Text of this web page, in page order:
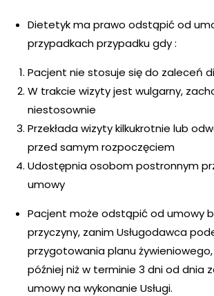
Dietetyk ma prawo odstąpić od
przypadkach przypadku gdy :
Pacjent nie stosuje się do zaleceń
W trakcie wizyty jest wulgarny,
niestosownie
Przekłada wizyty kilkukrotnie lub
przed samym rozpoczęciem
Udostępnia osobom postronnym
umowy
Pacjent może odstąpić od umowy
przyczyny, zanim Usługodawca
przygotowania planu
później niż w terminie 3 dni od dnia
umowy na wykonanie Usługi.